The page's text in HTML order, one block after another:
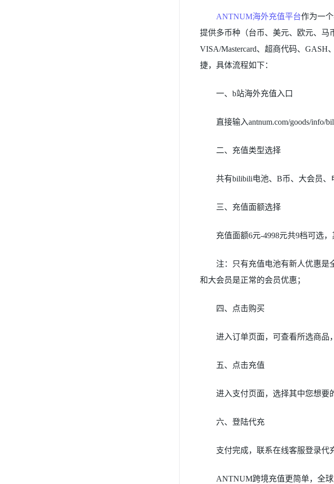
ANTNUM海外充值平台作为一
提供多币种（台币、美元、欧元、马
VISA/Mastercard、超商代码、GASH
捷，具体流程如下：
一、b站海外充值入口
直接输入antnum.com/goods/info/
二、充值类型选择
共有bilibili电池、B币、大会员、
三、充值面额选择
充值面额6元-4998元共9档可选
注：只有充值电池有新人优惠是
和大会员是正常的会员优惠；
四、点击购买
进入订单页面，可查看所选商品
五、点击充值
进入支付页面，选择其中您想要
六、登陆代充
支付完成，联系在线客服登录代
ANTNUM跨境充值更简单，全